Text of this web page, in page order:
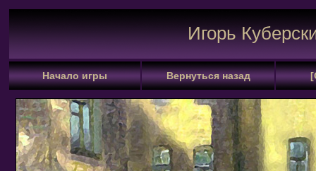
Игорь
Начало игры Вернуться назад